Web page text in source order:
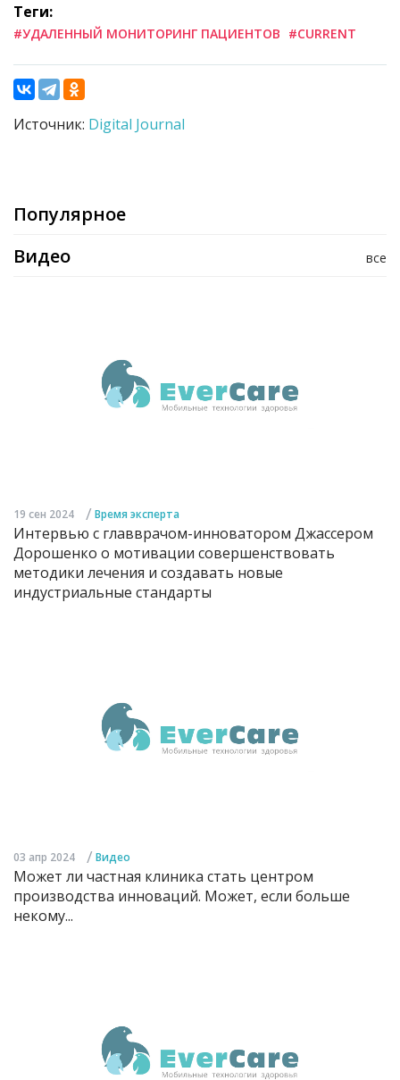
Теги:
#УДАЛЕННЫЙ МОНИТОРИНГ ПАЦИЕНТОВ #CURRENT
Источник: Digital Journal
Популярное
все
Видео
19 сен 2024 / Время эксперта
Интервью с главврачом-инноватором Джассером
Дорошенко о мотивации совершенствовать
методики лечения и создавать новые
индустриальные стандарты
03 апр 2024 / Видео
Может ли частная клиника стать центром
производства инноваций. Может, если больше
некому...